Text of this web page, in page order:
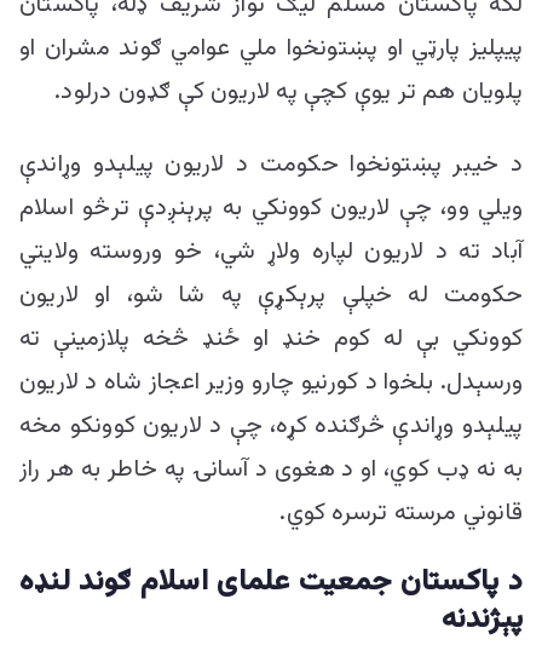
پیپلیز پارټي او پښتونخوا ملي عوامي ګوند مشران او
پلویان هم تر یوې کچې په لاریون کې ګډون درلود.
د خیبر پښتونخوا حکومت د لاریون پیلېدو وړاندې
ویلي وو، چې لاریون کوونکي به پرېنږدې ترڅو اسلام
آباد ته د لاریون لپاره ولاړ شي، خو وروسته ولایتي
حکومت له خپلې پرېکړې په شا شو، او لاریون
کوونکي بې له کوم خنډ او ځنډ څخه پلازمینې ته
ورسېدل. بلخوا د کورنیو چارو وزیر اعجاز شاه د لاریون
پیلېدو وړاندې څرګنده کړه، چې د لاریون کوونکو مخه
به نه ډب کوي، او د هغوی د آسانۍ په خاطر به هر راز
قانوني مرسته ترسره کوي.
د پاکستان جمعیت علمای اسلام ګوند لنډه
پېژندنه